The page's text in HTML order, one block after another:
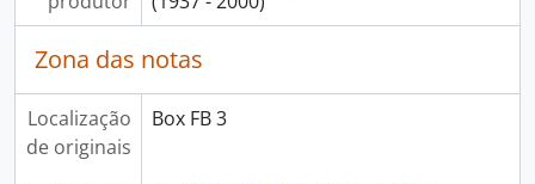
Zona das notas
Localização
de originais
Box FB 3